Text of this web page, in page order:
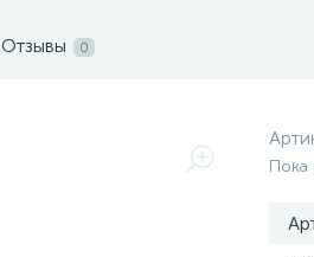
Отзывы 0
Пока